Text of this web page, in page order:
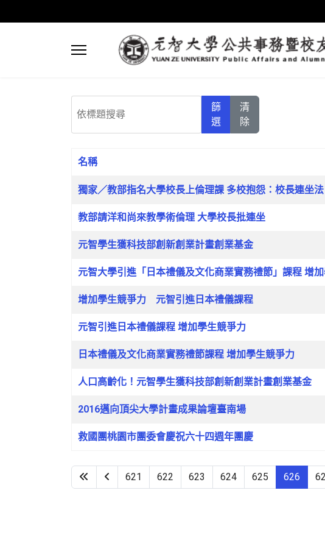
篩
選
清
除
文章列表
名稱
獨家／教部指名大學校長上倫理課 多校抱怨：校長連坐法
教部請洋和尚來教學術倫理 大學校長批連坐
元智學生獲科技部創新創業計畫創業基金
元智大學引進「日本禮儀及文化商業實務禮節」課程 增
增加學生競爭力 元智引進日本禮儀課程
元智引進日本禮儀課程 增加學生競爭力
日本禮儀及文化商業實務禮節課程 增加學生競爭力
人口高齡化！元智學生獲科技部創新創業計畫創業基金
2016邁向頂尖大學計畫成果論壇臺南場
救國團桃園市團委會慶祝六十四週年團慶
621 622 623 624 625 626